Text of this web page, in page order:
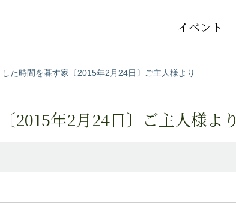
イベント
た時間を暮す家〔2015年2月24日〕ご主人様より
2015年2月24日〕ご主人様より